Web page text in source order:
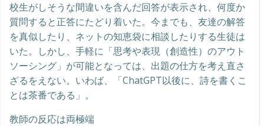
校生がしそうな間違いを含んだ回答が表示され、何度か
質問すると正答にたどり着いた。今までも、友達の解答
を真似したり、ネットの知恵袋に相談したりする生徒は
いた。しかし、手軽に「思考や表現（創造性）のアウト
ソーシング」が可能となっては、出題の仕方を考え直さ
ざるをえない。いわば、「ChatGPT以後に、詩を書くこ
とは茶番である」。
教師の反応は両極端